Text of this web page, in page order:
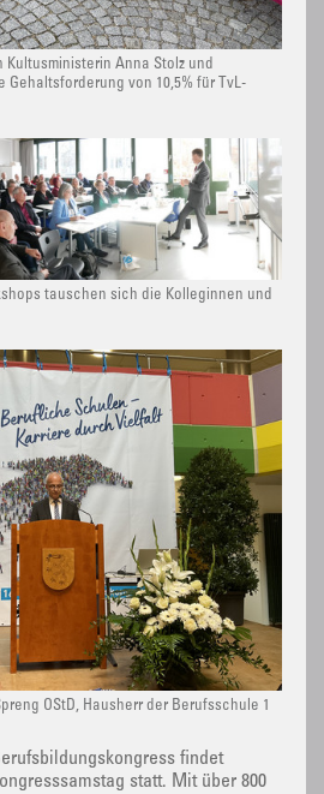
Kultusministerin Anna Stolz und
von 10,5% für TvL-
tauschen sich die Kolleginnen und
OStD, Hausherr der Berufsschule 1
findet
statt. Mit über 800